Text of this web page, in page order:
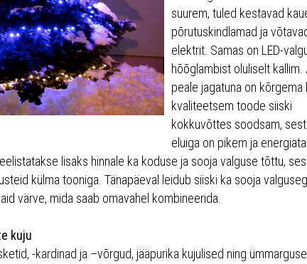
suurem, tuled kestavad
põrutuskindlamad ja
elektrit. Samas on LED-
hõõglambist oluliselt kallim.
peale jagatuna on kõrgema
kvaliteetsem toode siiski
kokkuvõttes soodsam,
eluiga on pikem ja
lisaks hinnale ka koduse ja sooja valguse tõttu,
külma tooniga. Tänapäeval leidub siiski ka sooja
värve, mida saab omavahel kombineerida.
kuju
-kardinad ja –võrgud, jääpurika kujulised ning